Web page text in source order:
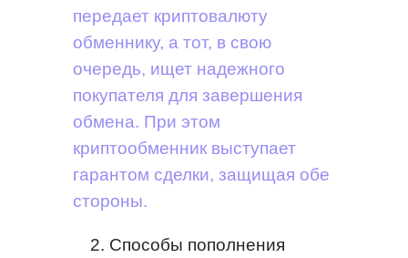
передает криптовалюту
обменнику, а тот, в свою
очередь, ищет надежного
покупателя для завершения
обмена. При этом
криптообменник выступает
гарантом сделки, защищая обе
стороны.
Способы пополнения